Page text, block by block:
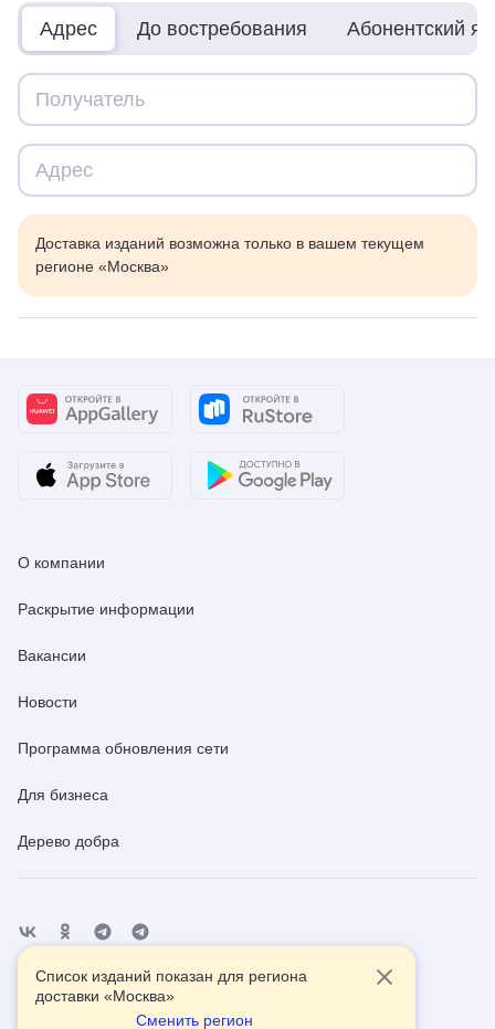
Адрес До востребования Абонентский
Доставка изданий возможна только в вашем текущем
регионе «Москва»
О компании
Раскрытие информации
Вакансии
Новости
Программа обновления сети
Для бизнеса
Дерево добра
Помощь Контакты
Список изданий показан для региона
доставки «Москва»
Сменить регион